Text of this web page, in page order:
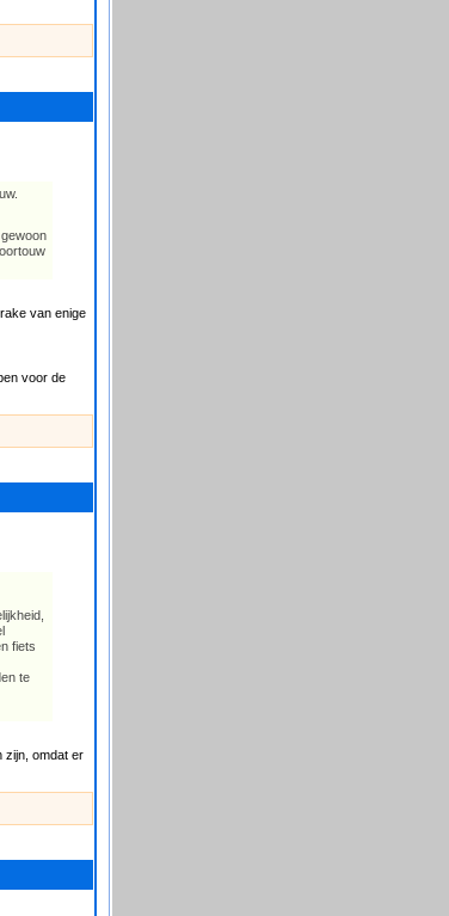
van enige
voor de
fiets
te
zijn, omdat er